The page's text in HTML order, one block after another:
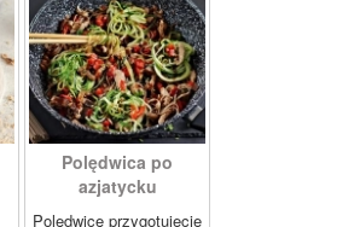
Polędwica po
azjatycku
Polędwicę przygotujecie